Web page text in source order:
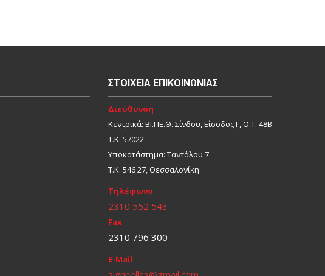
ΣΤΟΙΧΕΊΑ ΕΠΙΚΟΙΝΩΝΊΑΣ
Διεύθυνση
Κεντρικά: ΒΙ.ΠΕ.Θ. Σίνδου, Είσοδος Γ, Ο.Τ. 48Β
Τ.Κ. 57022
Υποκατάστημα: Ταντάλου 7
Τ.Κ. 546 27, Θεσσαλονίκη
Τηλέφωνο
2310 552 543
Fax
2310 796 300
E-Mail